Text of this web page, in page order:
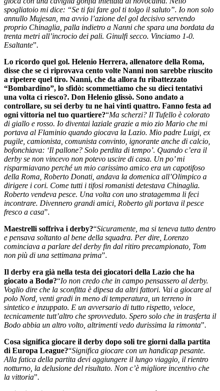
spogliatoio mi dice: “Se ti fai fare gol ti tolgo il saluto”. Io non solo
annullo Mujesan, ma avvio l’azione del gol decisivo servendo
proprio Chinaglia, palla indietro a Nanni che spara una bordata da
trenta metri all’incrocio dei pali. Ginulfi secco. Vinciamo 1-0.
Esaltante”.
Lo ricordo quel gol. Helenio Herrera, allenatore della Roma,
disse che se ci riprovava cento volte Nanni non sarebbe riuscito
a ripetere quel tiro. Nanni, che da allora fu ribattezzato
“Bombardino”, lo sfidò: scommettiamo che su dieci tentativi
una volta ci riesco?. Don Helenio glissò. Sono andato a
controllare, su sei derby tu ne hai vinti quattro. Fanno festa ad
ogni vittoria nel tuo quartiere?“Ma scherzi? Il Tufello è colorato
di giallo e rosso. Io diventai laziale grazie a mio zio Mario che mi
portava al Flaminio quando giocava la Lazio. Mio padre Luigi, ex
pugile, camionista, comunista convinto, ignorante anche di calcio,
bofonchiava: ‘Il pallone? Solo perdita di tempo’. Quando c’era il
derby se non vincevo non potevo uscire di casa. Un po’ mi
risparmiavano perché un mio carissimo amico era un capotifoso
della Roma, Roberto Donati, andava la domenica all’Olimpico a
dirigere i cori. Come tutti i tifosi romanisti detestava Chinaglia.
Roberto vendeva pesce. Una volta con uno stratagemma li feci
incontrare. Divennero grandi amici, Roberto gli portava il pesce
fresco a casa”.
Maestrelli soffriva i derby?“Sicuramente, ma si teneva tutto dentro
e pensava soltanto al bene della squadra. Per dire, Lorenzo
cominciava a parlare del derby fin dal ritiro precampionato, Tom
non più di una settimana prima”.
Il derby era già nella testa dei giocatori della Lazio che ha
giocato a Bodø?“Io non credo che in campo pensassero al derby.
Voglio dire che la sconfitta è dipesa da altri fattori. Vai a giocare al
polo Nord, venti gradi in meno di temperatura, un terreno in
sintetico e inzuppato. E un avversario di tutto rispetto, veloce,
tecnicamente tutt’altro che sprovveduto. Spero solo che in trasferta il
Bodo abbia un altro volto, altrimenti vedo durissima la rimonta”.
Cosa significa giocare il derby dopo soli tre giorni dalla partita
di Europa League?“Significa giocare con un handicap pesante.
Alla fatica della partita devi aggiungere il lungo viaggio, il rientro
notturno, la delusione del risultato. Non c’è migliore incentivo che
la vittoria”.